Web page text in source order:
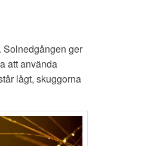
Solnedgången ger
att använda
lågt, skuggorna